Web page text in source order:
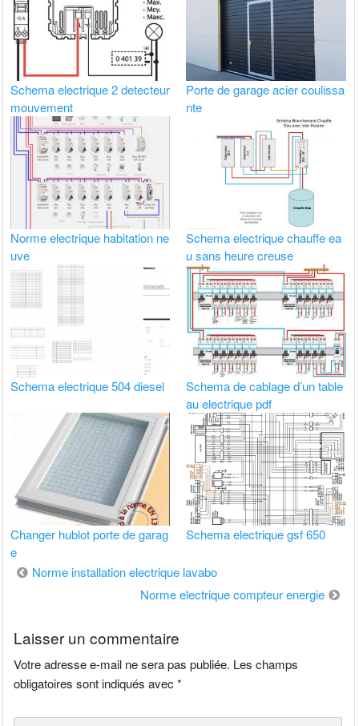
Schema electrique 2 detecteur
mouvement
Porte de garage acier coulissa
nte
Norme electrique habitation ne
uve
Schema electrique chauffe ea
u sans heure creuse
Schema electrique 504 diesel
Schema de cablage d’un table
au electrique pdf
Changer hublot porte de garag
e
Schema electrique gsf 650
Navigation
Norme installation electrique lavabo
Norme electrique compteur energie
Laisser un commentaire
Votre adresse e-mail ne sera pas publiée. Les champs
obligatoires sont indiqués avec*